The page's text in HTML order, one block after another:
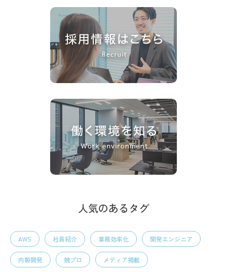
人気のあるタグ
AWS 社員紹介 業務効率化 開発エンジニア
内製開発 競プロ メディア掲載